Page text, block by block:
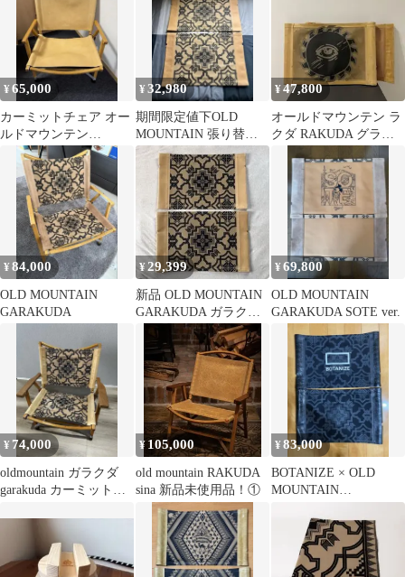
¥65,000
カーミットチェア オー
ルドマウンテン
RAKUDA
¥32,980
期間限定値下OLD
MOUNTAIN 張り替え
シート GARAKUDA
¥47,800
オールドマウンテン ラ
クダ RAKUDA グライ
ンドロッヂ 生刷り
¥84,000
OLD MOUNTAIN
GARAKUDA
¥29,399
新品 OLD MOUNTAIN
GARAKUDA ガラクダ
キャメル レザー
¥69,800
OLD MOUNTAIN
GARAKUDA SOTE ver.
¥ 74,000
oldmountain ガラクダ
garakuda カーミットチ
¥ 105,000
old mountain RAKUDA
sina 新品未使用品！①
¥83,000
BOTANIZE × OLD
MOUNTAIN